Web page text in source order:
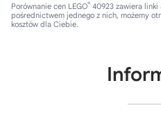
Porównanie cen LEGO® 40923 zawiera linki
pośrednictwem jednego z nich, możemy
kosztów dla Ciebie.